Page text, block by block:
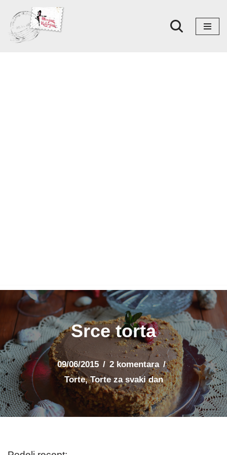
Skoči
na
Srce torta
09/06/2015
2 komentara
Torte,Torte za svaki dan